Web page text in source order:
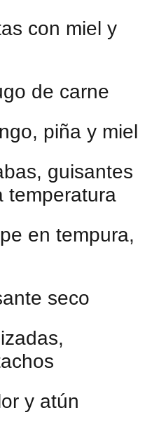
con miel y
de carne
piña y miel
guisantes
temperatura
en tempura,
seco
y atún